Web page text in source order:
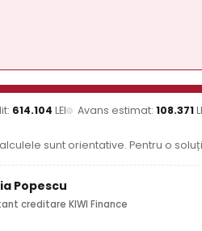
614.104 LEI Avans estimat: 108.371
sunt orientative. Pentru o
Popescu
creditare KIWI Finance